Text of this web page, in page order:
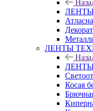
ЛЕНТЫ
Косая